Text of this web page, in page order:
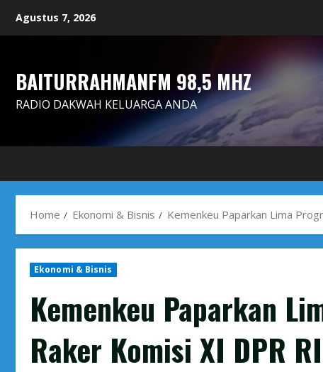
Agustus 7, 2026
BAITURRAHMANFM 98,5 MHZ
RADIO DAKWAH KELUARGA ANDA
Home Ekonomi & Bisnis Kemenkeu Paparkan Lima
Ekonomi & Bisnis
Kemenkeu Paparkan
Raker Komisi XI DPR RI